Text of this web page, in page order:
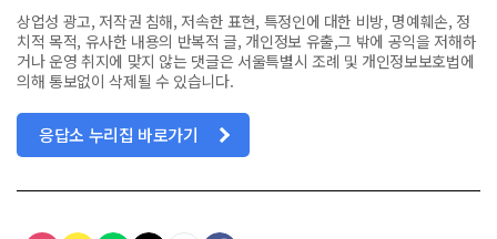
상업성 광고, 저작권 침해, 저속한 표현, 특정인에 대한 비방, 명예훼손, 정
치적 목적, 유사한 내용의 반복적 글, 개인정보 유출,그 밖에 공익을 저해하
거나 운영 취지에 맞지 않는 댓글은 서울특별시 조례 및 개인정보보호법에
의해 통보없이 삭제될 수 있습니다.
응답소 누리집 바로가기